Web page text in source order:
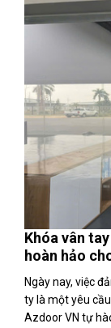
Khóa vân
hoàn hảo
Ngày nay, việc
ty là một yêu
Azdoor VN tự